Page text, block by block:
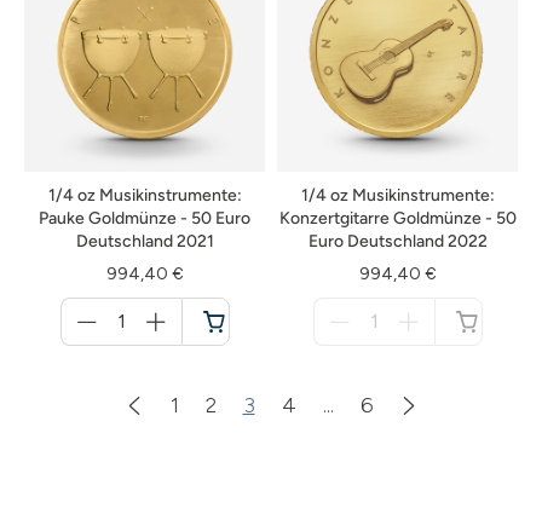
1/4 oz Musikinstrumente:
Pauke Goldmünze - 50 Euro
Deutschland 2021
994,40 €
für
Warenkorb
1/4 oz Musikinstrumente:
Konzertgitarre Goldmünze - 50
Euro Deutschland 2022
994,40 €
1 2 3 4 ... 6